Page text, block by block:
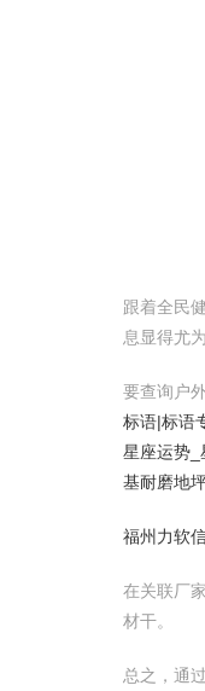
跟着全民
息显得尤
要查询户
标语|标语
星座运势_
基耐磨地
福州力软
在关联厂
材干。
总之，通